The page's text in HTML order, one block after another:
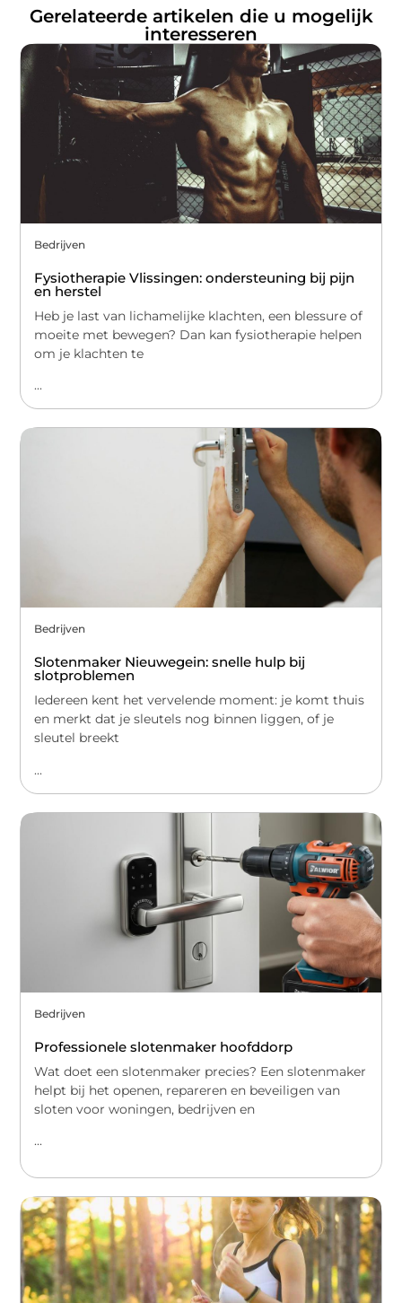
Gerelateerde artikelen die u mogelijk
interesseren
Bedrijven
Fysiotherapie Vlissingen: ondersteuning bij pijn
en herstel
Heb je last van lichamelijke klachten, een blessure of
moeite met bewegen? Dan kan fysiotherapie helpen
om je klachten te
...
Bedrijven
Slotenmaker Nieuwegein: snelle hulp bij
slotproblemen
Iedereen kent het vervelende moment: je komt thuis
en merkt dat je sleutels nog binnen liggen, of je
sleutel breekt
...
Bedrijven
Professionele slotenmaker hoofddorp
Wat doet een slotenmaker precies? Een slotenmaker
helpt bij het openen, repareren en beveiligen van
sloten voor woningen, bedrijven en
...